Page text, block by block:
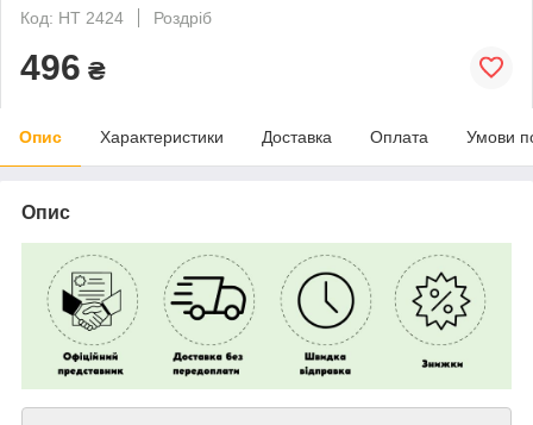
Код: HT 2424
Роздріб
496 ₴
Опис Характеристики Доставка Оплата Умови
Опис